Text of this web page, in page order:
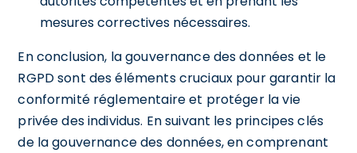
mesures correctives nécessaires.
En conclusion, la gouvernance des données et le
RGPD sont des éléments cruciaux pour garantir la
conformité réglementaire et protéger la vie
privée des individus. En suivant les principes clés
de la gouvernance des données, en comprenant